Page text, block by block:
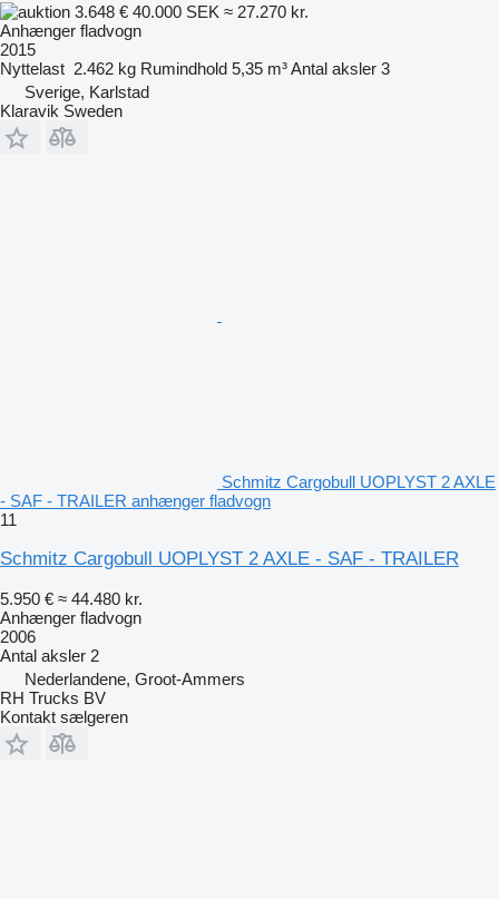
3.648 € 40.000 SEK ≈ 27.270 kr.
Anhænger fladvogn
2015
Nyttelast 2.462 kg Rumindhold 5,35 m³Antal aksler 3
Sverige, Karlstad
Klaravik Sweden
Schmitz Cargobull UOPLYST 2 AXLE
- SAF - TRAILER anhænger fladvogn
11
Schmitz Cargobull UOPLYST 2 AXLE - SAF - TRAILER
5.950 € ≈ 44.480 kr.
Anhænger fladvogn
2006
Antal aksler 2
Nederlandene, Groot-Ammers
RH Trucks BV
Kontakt sælgeren